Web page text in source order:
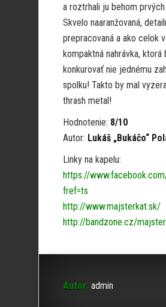
a roztrhali ju behom prvých
Skvelo naaranžovaná,
prepracovaná a ako celok
kompaktná nahrávka, ktorá
konkurovať nie jednému
spolku! Takto by mal
thrash metal!
Hodnotenie: 8/10
Autor: Lukáš „Bukáčo“
Linky na kapelu:
https://
fref=ts
http://www.majsterkat.sk/
http://bandzone.cz/
Autor: admin